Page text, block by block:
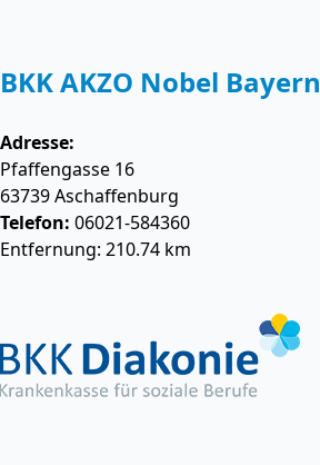
BKK AKZO Nobel Bayern
Adresse:
Pfaffengasse 16
63739Aschaffenburg
Telefon: 06021-584360
Entfernung: 210.74 km